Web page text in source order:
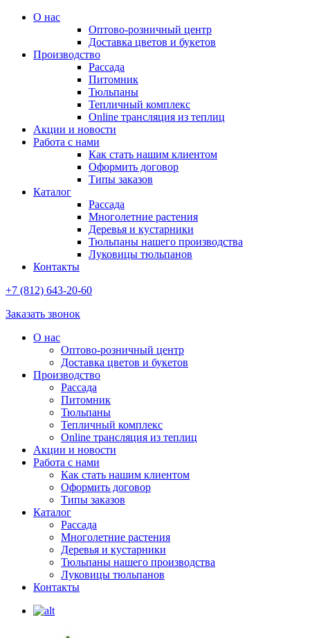
О нас
Оптово-розничный центр
Доставка цветов и букетов
Производство
Рассада
Питомник
Тюльпаны
Тепличный комплекс
Online трансляция из теплиц
Акции и новости
Работа с нами
Как стать нашим клиентом
Оформить договор
Типы заказов
Каталог
Рассада
Многолетние растения
Деревья и кустарники
Тюльпаны нашего производства
Луковицы тюльпанов
Контакты
+7 (812) 643-20-60
Заказать звонок
О нас
Оптово-розничный центр
Доставка цветов и букетов
Производство
Рассада
Питомник
Тюльпаны
Тепличный комплекс
Online трансляция из теплиц
Акции и новости
Работа с нами
Как стать нашим клиентом
Оформить договор
Типы заказов
Каталог
Рассада
Многолетние растения
Деревья и кустарники
Тюльпаны нашего производства
Луковицы тюльпанов
Контакты